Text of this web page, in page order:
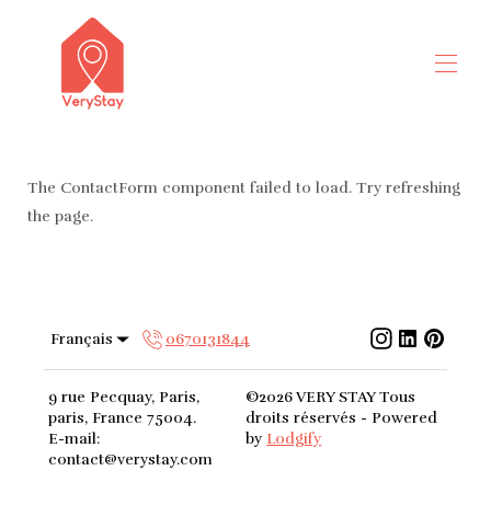
Logement ▾
The ContactForm component failed to load. Try refreshing
the page.
Français 0670131844
9 rue Pecquay, Paris,
paris, France 75004.
E-mail:
contact@verystay.com
©2026VERY STAY Tous
droits réservés - Powered
by Lodgify